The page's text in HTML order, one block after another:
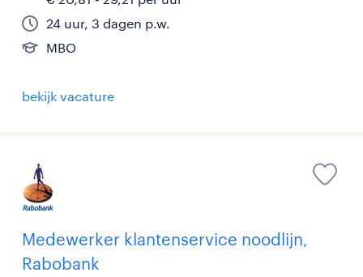
24 uur, 3 dagen p.w.
MBO
bekijk vacature
Medewerker klantenservice noodlijn,
Rabobank